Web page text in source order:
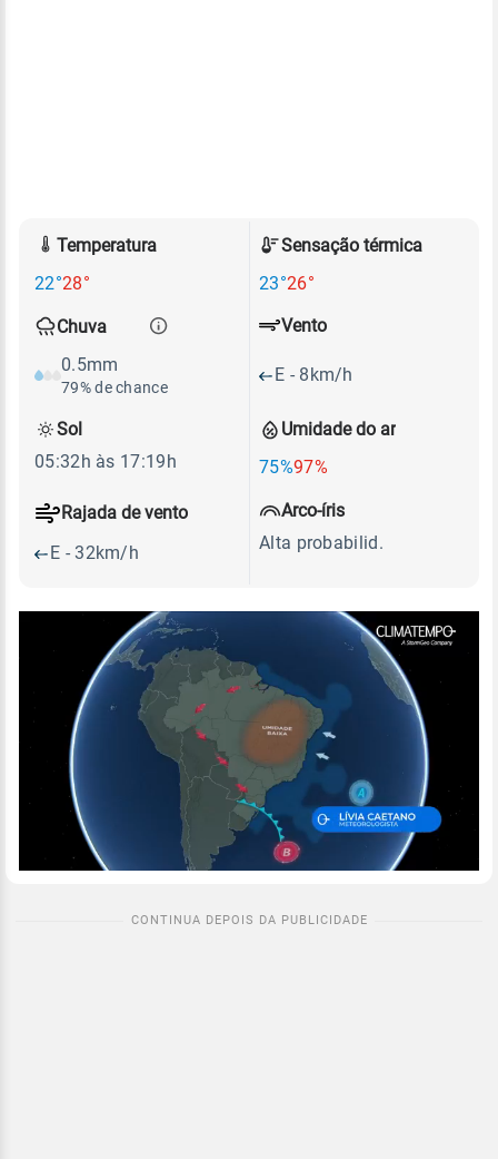
Temperatura
22°28°
Sensação térmica
23°26°
Chuva
0.5mm
79% de chance
Umidade do ar
75%97%
Vento
E - 8km/h
Rajada de vento
E - 32km/h
Sol
05:32h às 17:19h
Arco-íris
Alta probabilid.